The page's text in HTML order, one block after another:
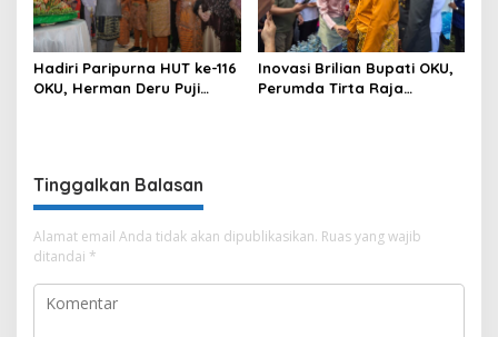
Hadiri Paripurna HUT ke-116
OKU, Herman Deru Puji
Inovasi Brilian Bupati OKU,
Perumda Tirta Raja
Tinggalkan Balasan
Alamat email Anda tidak akan dipublikasikan. Ruas yang wajib
ditandai *